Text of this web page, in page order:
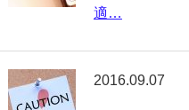
適…
2016.09.07